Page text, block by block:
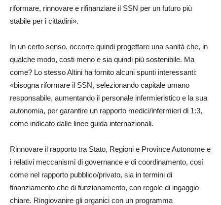
riformare, rinnovare e rifinanziare il SSN per un futuro più
stabile per i cittadini».
In un certo senso, occorre quindi progettare una sanità che, in
qualche modo, costi meno e sia quindi più sostenibile. Ma
come? Lo stesso Altini ha fornito alcuni spunti interessanti:
«bisogna riformare il SSN, selezionando capitale umano
responsabile, aumentando il personale infermieristico e la sua
autonomia, per garantire un rapporto medici/infermieri di 1:3,
come indicato dalle linee guida internazionali.
Rinnovare il rapporto tra Stato, Regioni e Province Autonome e
i relativi meccanismi di governance e di coordinamento, così
come nel rapporto pubblico/privato, sia in termini di
finanziamento che di funzionamento, con regole di ingaggio
chiare. Ringiovanire gli organici con un programma